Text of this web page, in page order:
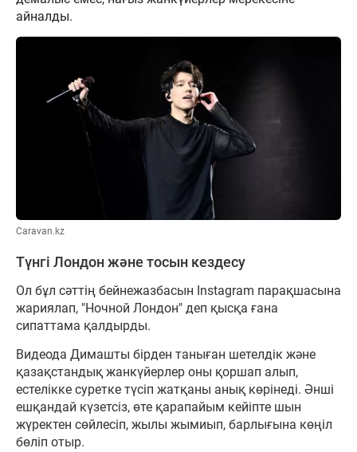
айналды.
Caravan.kz
Түнгі Лондон және тосын кездесу
Ол бұл сәттің бейнежазбасын Instagram парақшасына
жариялап, "Ночной Лондон" деп қысқа ғана
сипаттама қалдырды.
Видеода Димашты бірден таныған шетелдік және
қазақстандық жанкүйерлер оны қоршап алып,
естелікке суретке түсіп жатқаны анық көрінеді. Әнші
ешқандай күзетсіз, өте қарапайым кейіпте шын
жүректен сөйлесіп, жылы жымиып, барлығына көңіл
бөліп отыр.